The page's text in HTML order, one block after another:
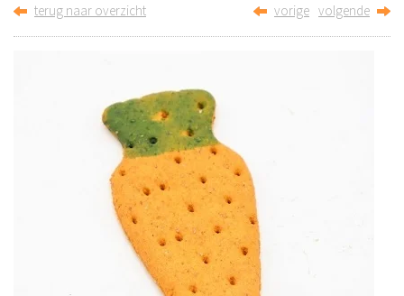
terug naar overzicht vorige volgende